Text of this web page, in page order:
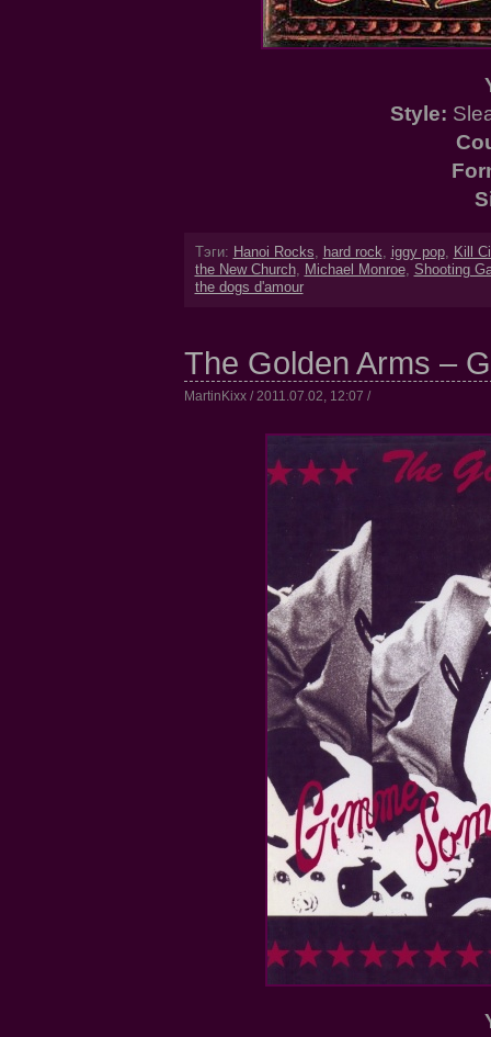
Style:
Тэги: Hanoi Rocks, hard rock, iggy pop, Kill
the New Church, Michael Monroe, Shooting
the dogs d'amour
The Golden Arms –
MartinKixx / 2011.07.02, 12:07 /